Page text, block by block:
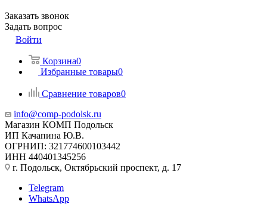
Заказать звонок
Задать вопрос
Войти
Корзина0
Избранные товары0
Сравнение товаров0
info@comp-podolsk.ru
Магазин КОМП Подольск
ИП Качапина Ю.В.
ОГРНИП: 321774600103442
ИНН 440401345256
г. Подольск, Октябрьский проспект, д. 17
Telegram
WhatsApp